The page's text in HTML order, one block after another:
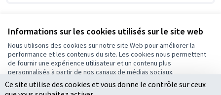
Informations sur les cookies utilisés sur le site web
Nous utilisons des cookies sur notre site Web pour améliorer la
performance et les contenus du site. Les cookies nous permettent
de fournir une expérience utilisateur et un contenu plus
personnalisés à partir de nos canaux de médias sociaux.
Tout accepter
Conditions d'utilisation
Paramètres des cookies
Ce site utilise des cookies et vous donne le contrôle sur ceux